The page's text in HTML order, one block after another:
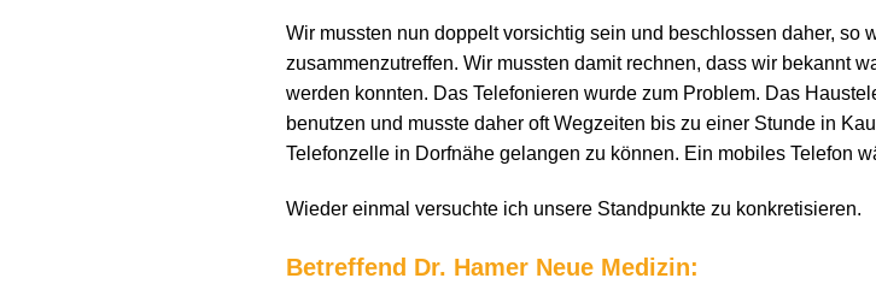
Wir mussten nun doppelt vorsichtig sein und beschlossen daher, so
zusammenzutreffen. Wir mussten damit rechnen, dass wir bekannt
werden konnten. Das Telefonieren wurde zum Problem. Das
benutzen und musste daher oft Wegzeiten bis zu einer Stunde in
Telefonzelle in Dorfnähe gelangen zu können. Ein mobiles Telefon
Wieder einmal versuchte ich unsere Standpunkte zu konkretisieren.
Betreffend Dr. Hamer Neue Medizin: